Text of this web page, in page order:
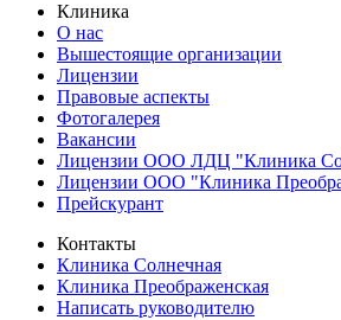
Клиника
О нас
Вышестоящие организации
Лицензии
Правовые аспекты
Фотогалерея
Вакансии
Лицензии ООО ЛДЦ "Клиника
Лицензии ООО "Клиника
Прейскурант
Контакты
Клиника Солнечная
Клиника Преображенская
Написать руководителю